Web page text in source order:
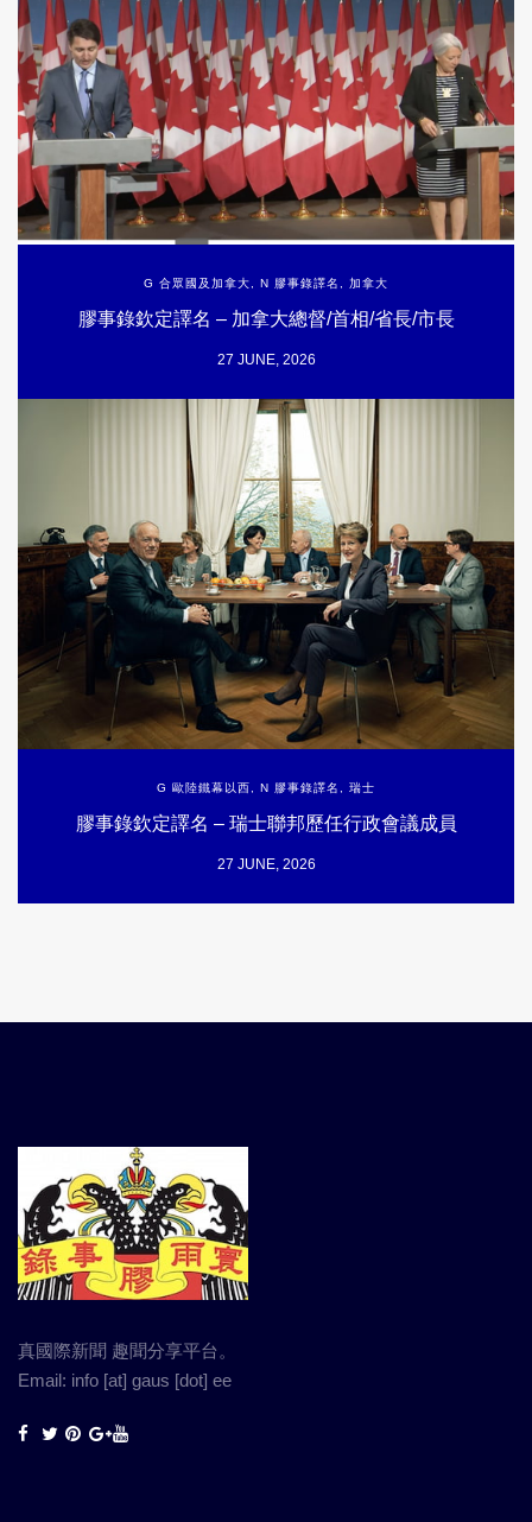
G 合眾國及加拿大 N 膠事錄譯名 加拿大
膠事錄欽定譯名 – 加拿大總督/首相/省長/市長
27 JUNE, 2026
G 歐陸鐵幕以西 N 膠事錄譯名 瑞士
膠事錄欽定譯名 – 瑞士聯邦歷任行政會議成員
27 JUNE, 2026
真國際新聞 趣聞分享平台。
Email: info [at] gaus [dot] ee